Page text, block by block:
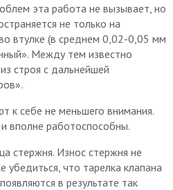
эта работа не вызывает, но
не только на
втулке (в среднем 0,02-0,05 мм
Между тем известно
строя с дальнейшей
к себе не меньшего внимания.
вполне работоспособны.
стержня. Износ стержня не
что тарелка клапана
в результате так